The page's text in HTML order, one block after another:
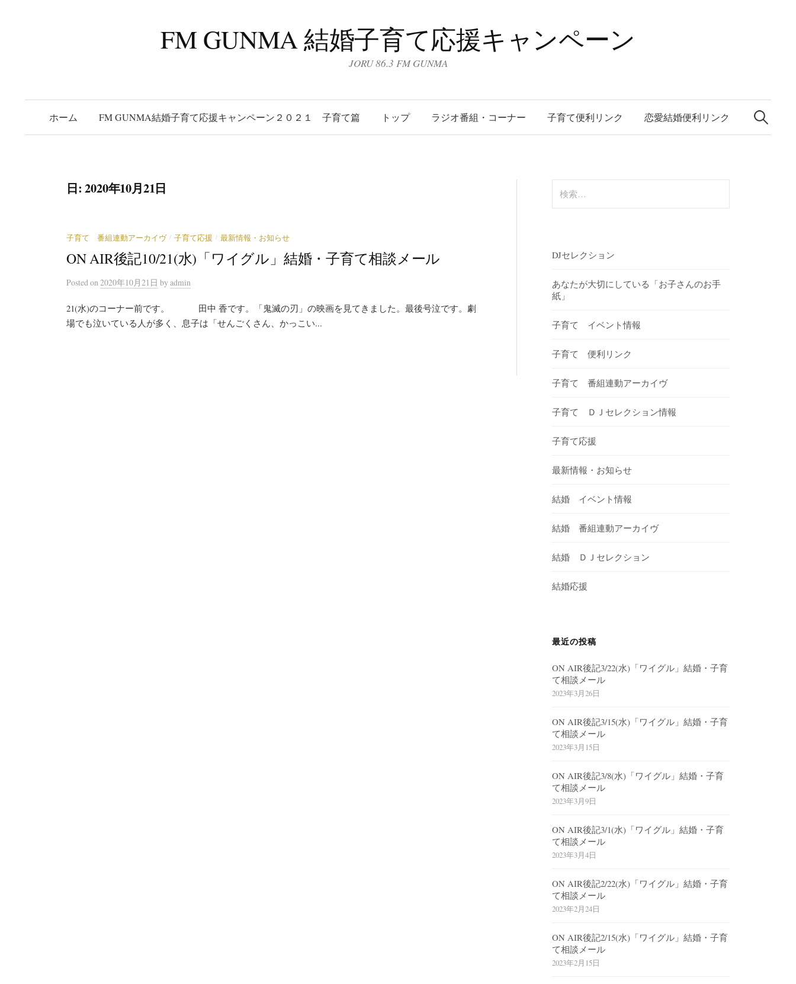
FM GUNMA 結婚子育て応援キャンペーン
JORU 86.3 FM GUNMA
ホーム FM GUNMA結婚子育て応援キャンペーン２０２１ 子育て篇 トップ ラジオ番組・コーナー 子育て便利リンク 恋愛結婚便利リンク
検
索:
日:2020年10月21日
子育て 番組連動アーカイヴ / 子育て応援 / 最新情報・お知らせ
ON AIR後記10/21(水)「ワイグル」結婚・子育て相談メール
Postedon 2020年10月21日 by admin
21(水)のコーナー前です。 田中 香です。「鬼滅の刃」の映画を見てきました。最後号泣です。劇
場でも泣いている人が多く、息子は「せんごくさん、かっこい...
索:
DJセレクション
あなたが大切にしている「お子さんのお手
紙」
子育て イベント情報
子育て 便利リンク
子育て 番組連動アーカイヴ
子育て ＤＪセレクション情報
子育て応援
最新情報・お知らせ
結婚 イベント情報
結婚 番組連動アーカイヴ
結婚 ＤＪセレクション
結婚応援
最近の投稿
ON AIR後記3/22(水)「ワイグル」結婚・子育
て相談メール
2023年3月26日
ON AIR後記3/15(水)「ワイグル」結婚・子育
て相談メール
2023年3月15日
ON AIR後記3/8(水)「ワイグル」結婚・子育
て相談メール
2023年3月9日
ON AIR後記3/1(水)「ワイグル」結婚・子育
て相談メール
2023年3月4日
ON AIR後記2/22(水)「ワイグル」結婚・子育
て相談メール
2023年2月24日
ON AIR後記2/15(水)「ワイグル」結婚・子育
て相談メール
2023年2月15日